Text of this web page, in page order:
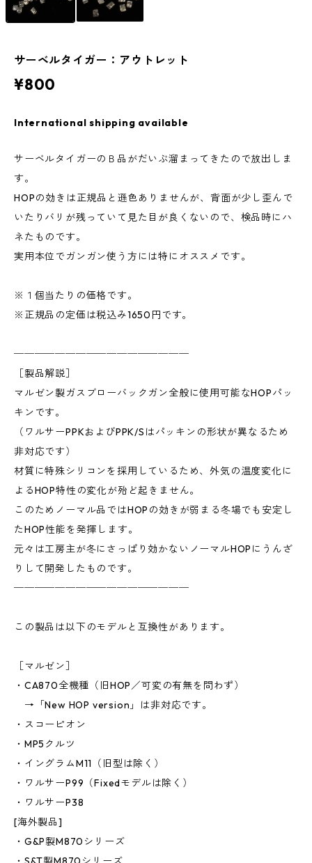
サーベルタイガー：アウトレット
¥800
International shipping available
サーベルタイガーのＢ品がだいぶ溜まってきたので放出しま
す。
HOPの効きは正規品と遜色ありませんが、背面が少し歪んで
いたりバリが残っていて見た目が良くないので、検品時にハ
ネたものです。
実用本位でガンガン使う方には特にオススメです。
※１個当たりの価格です。
※正規品の定価は税込み1650円です。
─────────────────
［製品解説］
マルゼン製ガスブローバックガン全般に使用可能なHOPパッ
キンです。
（ワルサーPPKおよびPPK/Sはパッキンの形状が異なるため
非対応です）
材質に特殊シリコンを採用しているため、外気の温度変化に
よるHOP特性の変化が殆ど起きません。
このためノーマル品ではHOPの効きが弱まる冬場でも安定し
たHOP性能を発揮します。
元々は工房主が冬にさっぱり効かないノーマルHOPにうんざ
りして開発したものです。
─────────────────
この製品は以下のモデルと互換性があります。
［マルゼン］
・CA870全機種（旧HOP／可変の有無を問わず）
→「New HOP version」は非対応です。
・スコーピオン
・MP5クルツ
・イングラムM11（旧型は除く）
・ワルサーP99（Fixedモデルは除く）
・ワルサーP38
[海外製品]
・G&P製M870シリーズ